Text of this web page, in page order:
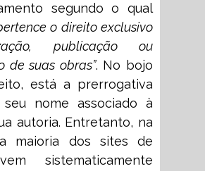
segundo o qual
o direito exclusivo
publicação ou
de suas obras”. No bojo
está a prerrogativa
nome associado à
autoria. Entretanto, na
maioria dos sites de
sistematicamente